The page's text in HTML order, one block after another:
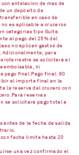
antelación de mas de
un depósito de
en caso de
es aplicable a cruceros
categorías tipo Suite.
el pago del 25% del
no aplican gastos de
Adicionalmente, para
se solicitará el
ni
pago final.Pago final: 80
el importe final en la
la reserva del crucero con
reservas
se solicitará pago total a
antes de la fecha de salida
fecha límite hasta 20
una vez confirmado el